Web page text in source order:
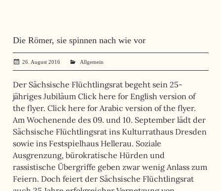
Die Römer, sie spinnen nach wie vor
26. August 2016 administrator
Allgemein
Der Sächsische Flüchtlingsrat begeht sein 25-
jähriges Jubiläum Click here for English version of
the flyer. Click here for Arabic version of the flyer.
Am Wochenende des 09. und 10. September lädt der
Sächsische Flüchtlingsrat ins Kulturrathaus Dresden
sowie ins Festspielhaus Hellerau. Soziale
Ausgrenzung, bürokratische Hürden und
rassistische Übergriffe geben zwar wenig Anlass zum
Feiern. Doch feiert der Sächsische Flüchtlingsrat